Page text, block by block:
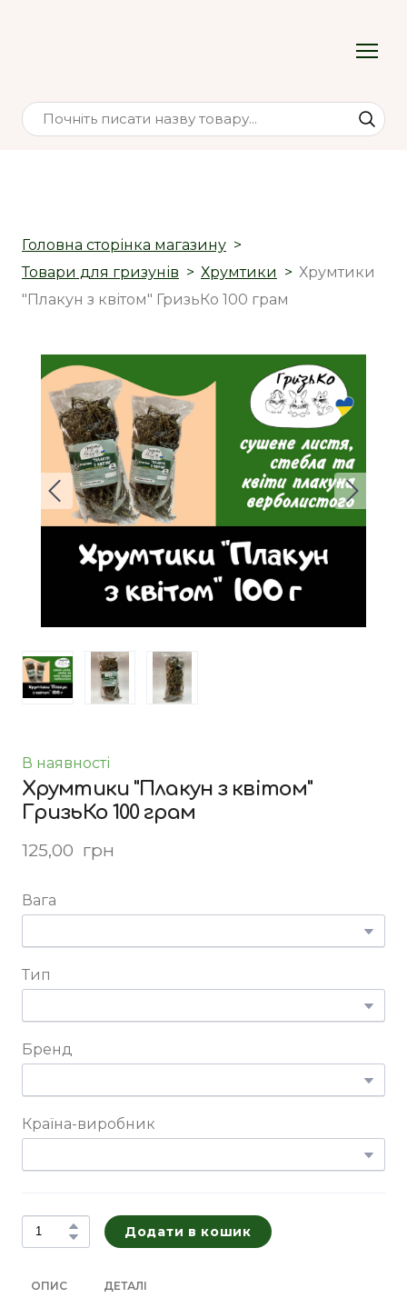
Головна сторінка магазину
Товари для гризунів
Хрумтики
Хрумтики
"Плакун з квітом" ГризьКо 100 грам
В наявності
Хрумтики "Плакун з квітом"
ГризьКо 100 грам
125,00  грн
Вага
Тип
Бренд
Країна-виробник
Додати в кошик
ОПИС ДЕТАЛІ